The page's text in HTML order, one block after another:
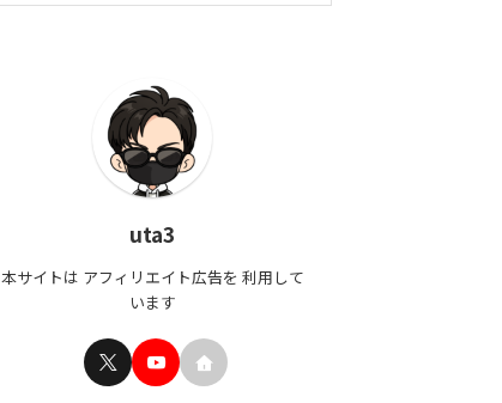
uta3
本サイトは アフィリエイト広告を 利用して
います